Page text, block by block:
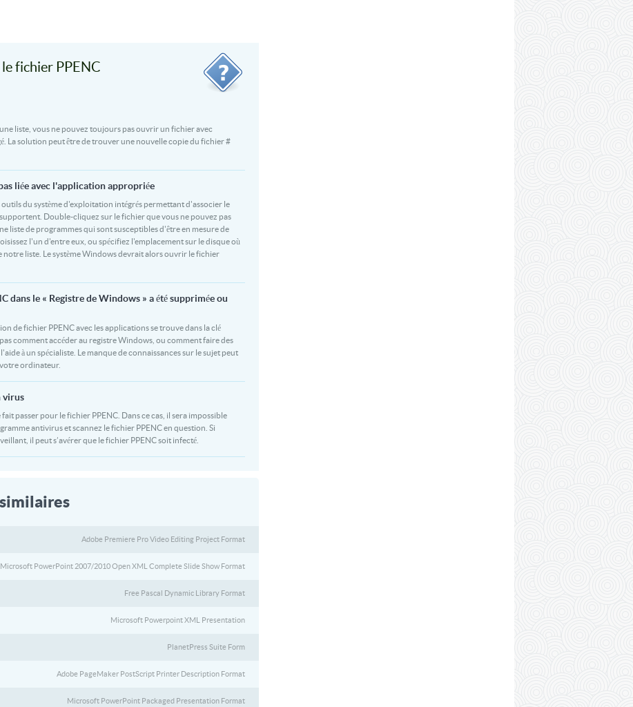
fichier PPENC
liste, vous ne pouvez toujours pas ouvrir un fichier avec
La solution peut être de trouver une nouvelle copie du fichier #
liée avec l'application appropriée
outils du système d'exploitation intégrés permettant d'associer le
Double-cliquez sur le fichier que vous ne pouvez pas
liste de programmes qui sont susceptibles d'être en mesure de
l'un d'entre eux, ou spécifiez l'emplacement sur le disque où
notre liste. Le système Windows devrait alors ouvrir le fichier
dans le « Registre de Windows » a été supprimée ou
de fichier PPENC avec les applications se trouve dans la clé
pas comment accéder au registre Windows, ou comment faire des
à un spécialiste. Le manque de connaissances sur le sujet peut
ordinateur.
virus
passer pour le fichier PPENC. Dans ce cas, il sera impossible
antivirus et scannez le fichier PPENC en question. Si
il peut s’avérer que le fichier PPENC soit infecté.
similaires
Adobe Premiere Pro Video Editing Project Format
Microsoft PowerPoint 2007/2010 Open XML Complete Slide Show Format
Free Pascal Dynamic Library Format
Microsoft Powerpoint XML Presentation
PlanetPress Suite Form
Adobe PageMaker PostScript Printer Description Format
Microsoft PowerPoint Packaged Presentation Format